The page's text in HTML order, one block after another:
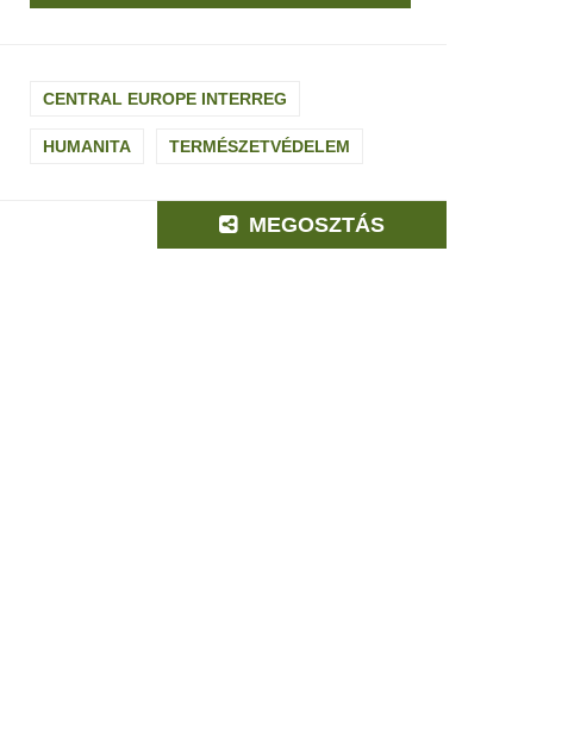
CENTRAL EUROPE INTERREG
HUMANITA TERMÉSZETVÉDELEM
MEGOSZTÁS